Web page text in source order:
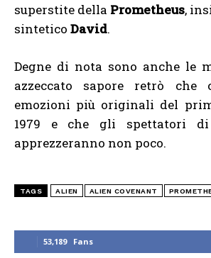
53,189 Fans
superstite della Prometheus,
sintetico David.
Degne di nota sono anche le
azzeccato sapore retrò
emozioni più originali del
1979 e che gli spettatori
apprezzeranno non poco.
TAGS ALIEN ALIEN COVENANT